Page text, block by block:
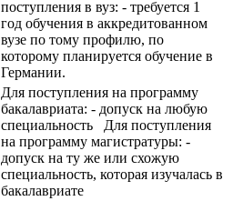
поступления в вуз: - требуется 1
год обучения в аккредитованном
вузе по тому профилю, по
которому планируется обучение в
Германии.
Для поступления на программу
бакалавриата: - допуск на любую
специальность Для поступления
на программу магистратуры: -
допуск на ту же или схожую
специальность, которая изучалась в
бакалавриате